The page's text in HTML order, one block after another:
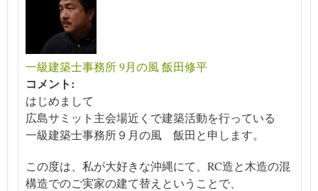
一級建築士事務所 9月の風 飯田修平
コメント:
はじめまして
広島サミット主会場近くで建築活動を行っている
一級建築士事務所９月の風 飯田と申します。
この度は、私が大好きな沖縄にて、RC造と木造の混
構造でのご実家の建て替えということで、